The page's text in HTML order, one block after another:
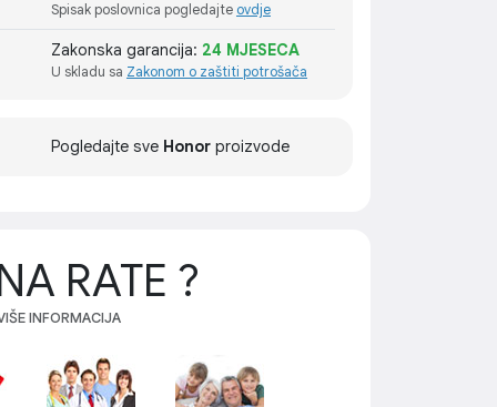
Spisak poslovnica pogledajte ovdje
Zakonska garancija: 24 MJESECA
U skladu sa Zakonom o zaštiti potrošača
Pogledajte sve Honor proizvode
RATE ?
INFORMACIJA